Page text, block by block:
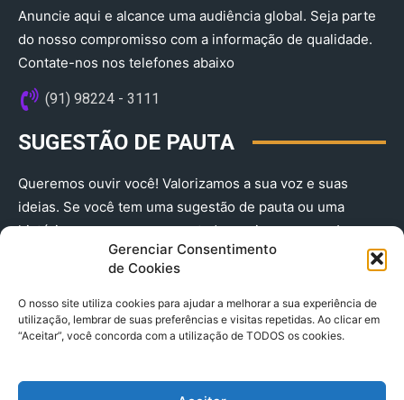
Gerenciar Consentimento
de Cookies
O nosso site utiliza cookies para ajudar a melhorar a sua experiência de
utilização, lembrar de suas preferências e visitas repetidas. Ao clicar em
“Aceitar”, você concorda com a utilização de TODOS os cookies.
Anuncie aqui e alcance uma audiência global. Seja parte
do nosso compromisso com a informação de qualidade.
Contate-nos nos telefones abaixo
(91) 98224 - 3111
SUGESTÃO DE PAUTA
Queremos ouvir você! Valorizamos a sua voz e suas
ideias. Se você tem uma sugestão de pauta ou uma
história que merece ser contada, envie-nos agora!
(91) 98224 - 3111